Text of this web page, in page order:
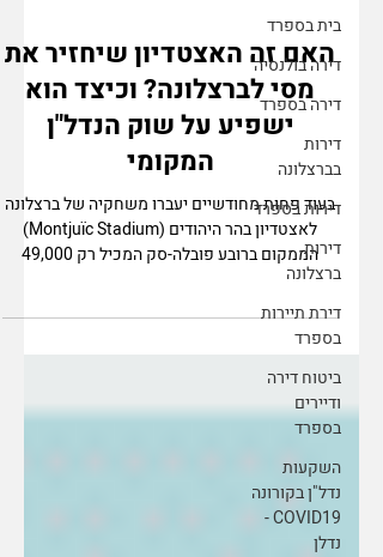
בית בספרד
דירה בולנסיה
דירה בספרד
דירות
בברצלונה
דירות בספרד
דירות
ברצלונה
דירת תיירות
בספרד
ביטוח דירה
ודיירים
בספרד
השקעות
נדל"ן בקורונה
COVID19 -
נדלן
האם זה האצטדיון שיחזיר את
מסי לברצלונה? וכיצד הוא
ישפיע על שוק הנדל"ן
המקומי
בעוד פחות מחודשיים יעברו משחקיה של ברצלונה
לאצטדיון בהר היהודים (Montjuïc Stadium)
הממקום ברובע פובלה-סק המכיל רק 49,000